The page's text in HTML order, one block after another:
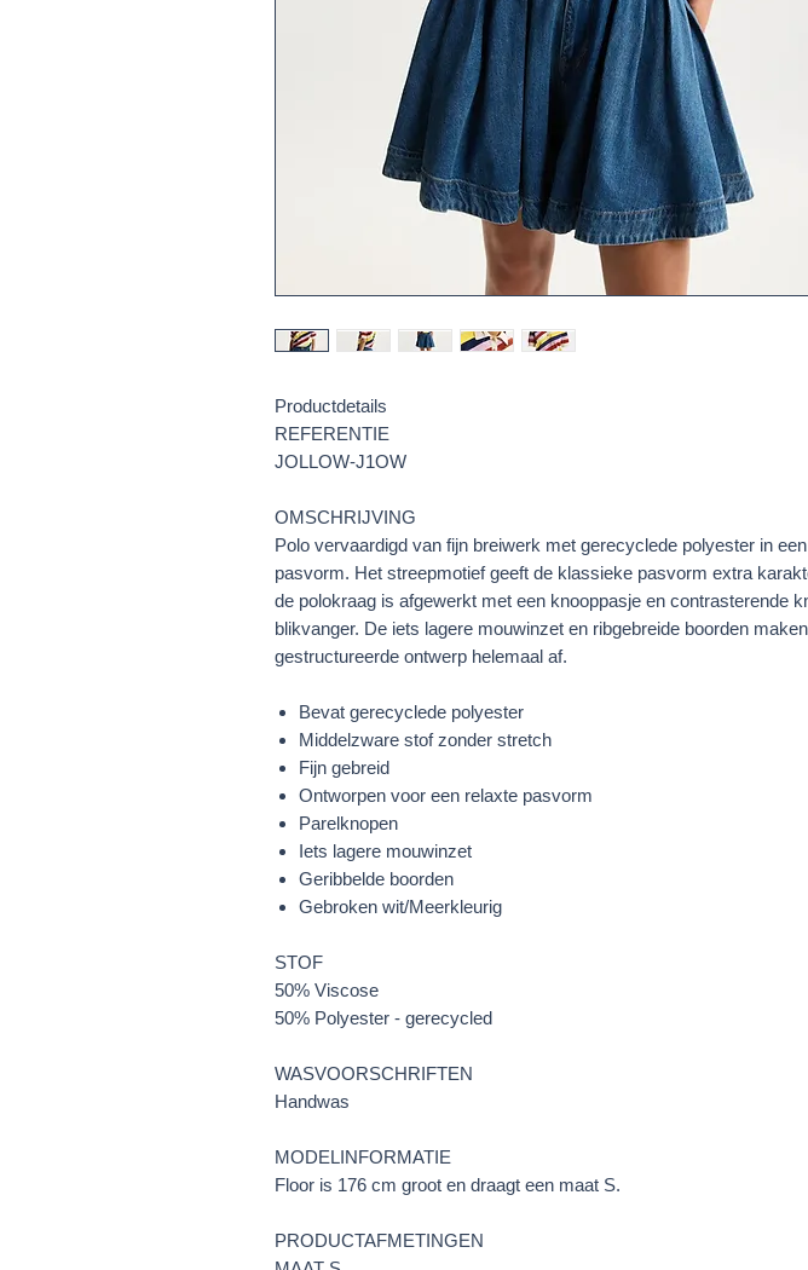
Productdetails
REFERENTIE
JOLLOW-J1OW
OMSCHRIJVING
Polo vervaardigd van fijn breiwerk met gerecyclede polyester in
pasvorm. Het streepmotief geeft de klassieke pasvorm extra
de polokraag is afgewerkt met een knooppasje en contrasterende
blikvanger. De iets lagere mouwinzet en ribgebreide boorden
gestructureerde ontwerp helemaal af.
Bevat gerecyclede polyester
Middelzware stof zonder stretch
Fijn gebreid
Ontworpen voor een relaxte pasvorm
Parelknopen
Iets lagere mouwinzet
Geribbelde boorden
Gebroken wit/Meerkleurig
STOF
50% Viscose
50% Polyester - gerecycled
WASVOORSCHRIFTEN
Handwas
MODELINFORMATIE
Floor is 176 cm groot en draagt een maat S.
PRODUCTAFMETINGEN